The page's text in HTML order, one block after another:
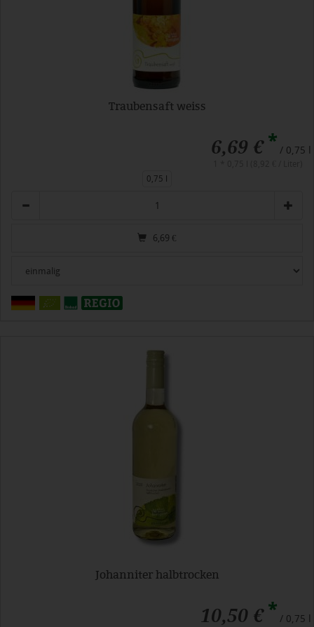
Traubensaft weiss
6,69 €* / 0,75 l
0,75 l
6,69 €
Johanniter halbtrocken
10,50 €* / 0,75 l